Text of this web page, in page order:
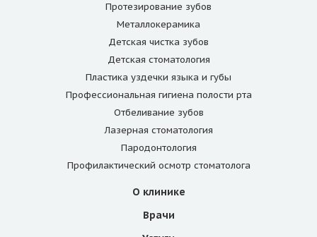
Протезирование зубов
Металлокерамика
Детская чистка зубов
Детская стоматология
Пластика уздечки языка и губы
Профессиональная гигиена полости рта
Отбеливание зубов
Лазерная стоматология
Пародонтология
Профилактический осмотр стоматолога
О клинике
Врачи